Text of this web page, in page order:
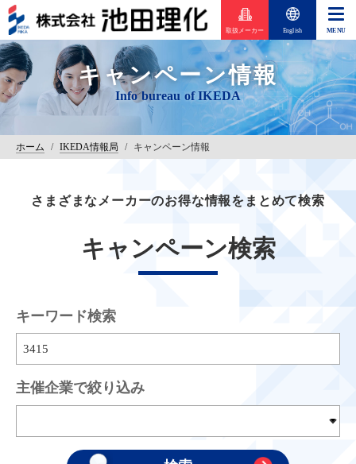
取扱メーカー English
キャンペーン情報
ホーム / IKEDA情報局 / キャンペーン情報
さまざまなメーカーのお得な情報をまとめて検索
キャンペーン検索
キーワード検索
主催企業で絞り込み